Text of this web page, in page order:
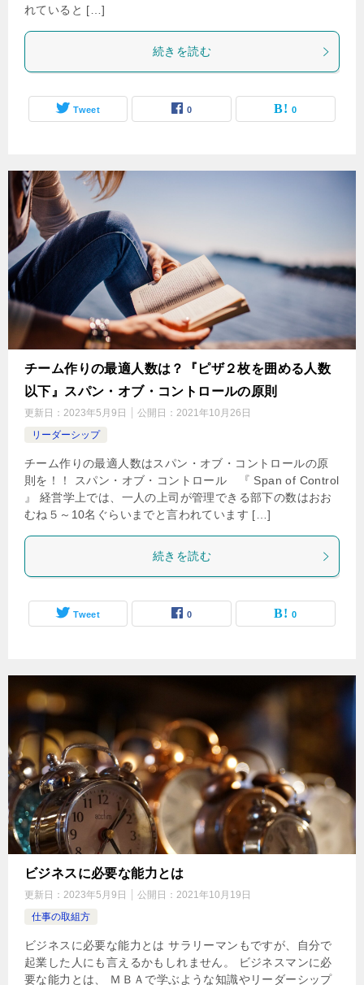
れていると […]
続きを読む
Tweet 0 0
チーム作りの最適人数は？『ピザ２枚を囲める人数
以下』スパン・オブ・コントロールの原則
更新日： 2023年5月9日 公開日： 2021年10月26日
リーダーシップ
チーム作りの最適人数はスパン・オブ・コントロールの原
則を！！ スパン・オブ・コントロール 『 Span of Control
』 経営学上では、一人の上司が管理できる部下の数はおお
むね５～10名ぐらいまでと言われています […]
続きを読む
Tweet 0 0
ビジネスに必要な能力とは
更新日： 2023年5月9日 公開日： 2021年10月19日
仕事の取組方
ビジネスに必要な能力とは サラリーマンもですが、自分で
起業した人にも言えるかもしれません。 ビジネスマンに必
要な能力とは、 ＭＢＡで学ぶような知識やリーダーシップ